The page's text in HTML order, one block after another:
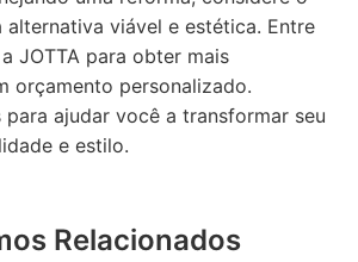
alternativa viável e estética. Entre
JOTTA para obter mais
orçamento personalizado.
ajudar você a transformar seu
e estilo.
Relacionados